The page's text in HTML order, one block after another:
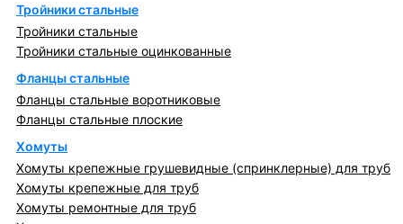
Тройники стальные
Тройники стальные
Тройники стальные оцинкованные
Фланцы стальные
Фланцы стальные воротниковые
Фланцы стальные плоские
Хомуты
Хомуты крепежные грушевидные (спринклерные) для труб
Хомуты крепежные для труб
Хомуты ремонтные для труб